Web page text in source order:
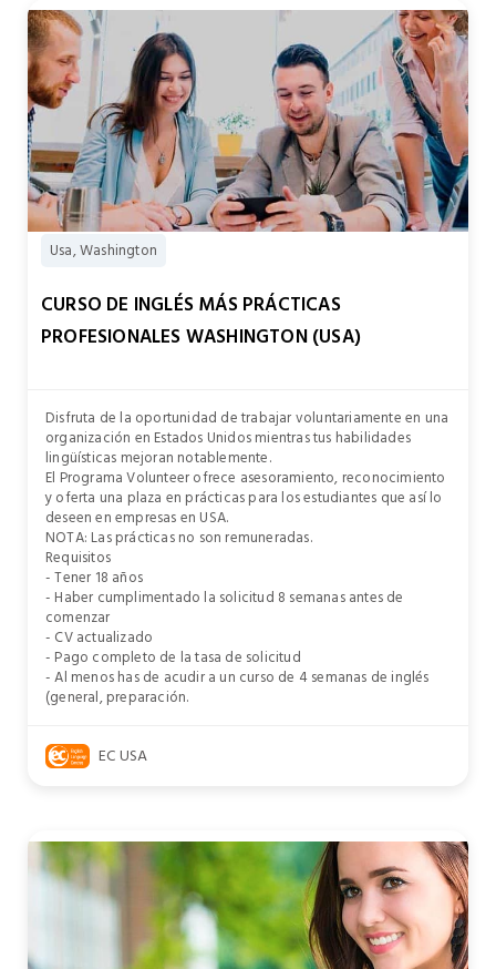
Usa, Washington
CURSO DE INGLÉS MÁS PRÁCTICAS
PROFESIONALES WASHINGTON (USA)
Disfruta de la oportunidad de trabajar voluntariamente en una
organización en Estados Unidos mientras tus habilidades
lingüísticas mejoran notablemente.
El Programa Volunteer ofrece asesoramiento, reconocimiento
y oferta una plaza en prácticas para los estudiantes que así lo
deseen en empresas en USA.
NOTA: Las prácticas no son remuneradas.
Requisitos
- Tener 18 años
- Haber cumplimentado la solicitud 8 semanas antes de
comenzar
- CV actualizado
- Pago completo de la tasa de solicitud
- Al menos has de acudir a un curso de 4 semanas de inglés
(general, preparación.
EC USA